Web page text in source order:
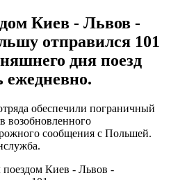
Киев - Львов -
отправился 101
дня поезд
ежедневно.
обеспечили пограничный
возобновленного
сообщения с Польшей.
поездом Киев - Львов -